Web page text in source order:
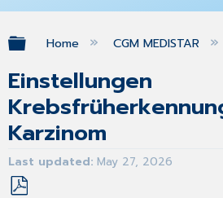
Expand/collapse
Home CGM MEDISTAR
Einstellungen
Karzinom
Last updated May 27, 2026